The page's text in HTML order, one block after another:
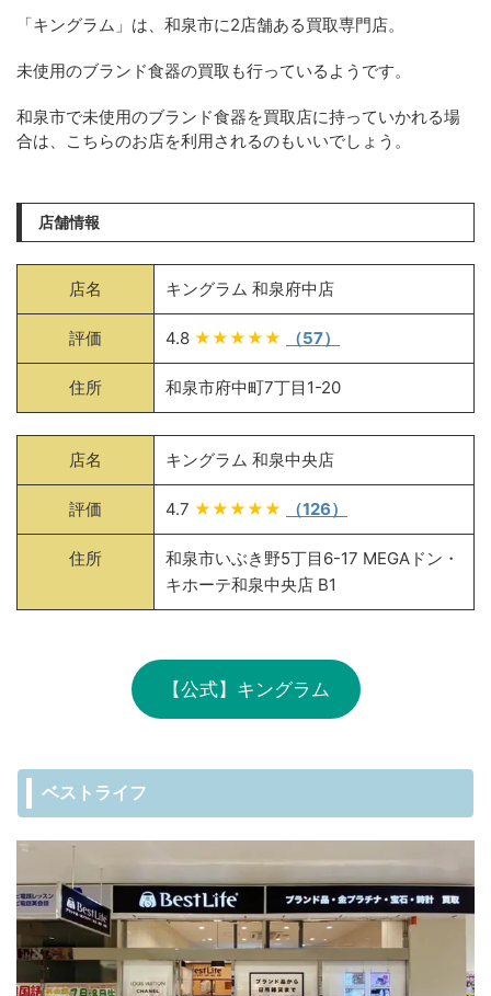
「キングラム」は、和泉市に2店舗ある買取専門店。
未使用のブランド食器の買取も行っているようです。
和泉市で未使用のブランド食器を買取店に持っていかれる場
合は、こちらのお店を利用されるのもいいでしょう。
店舗情報
店名 キングラム 和泉府中店
評価 4.8 ★★★★★ （57）
住所 和泉市府中町7丁目1-20
店名 キングラム 和泉中央店
評価 4.7 ★★★★★ （126）
住所
和泉市いぶき野5丁目6-17 MEGAドン・
キホーテ和泉中央店 B1
【公式】キングラム
ベストライフ